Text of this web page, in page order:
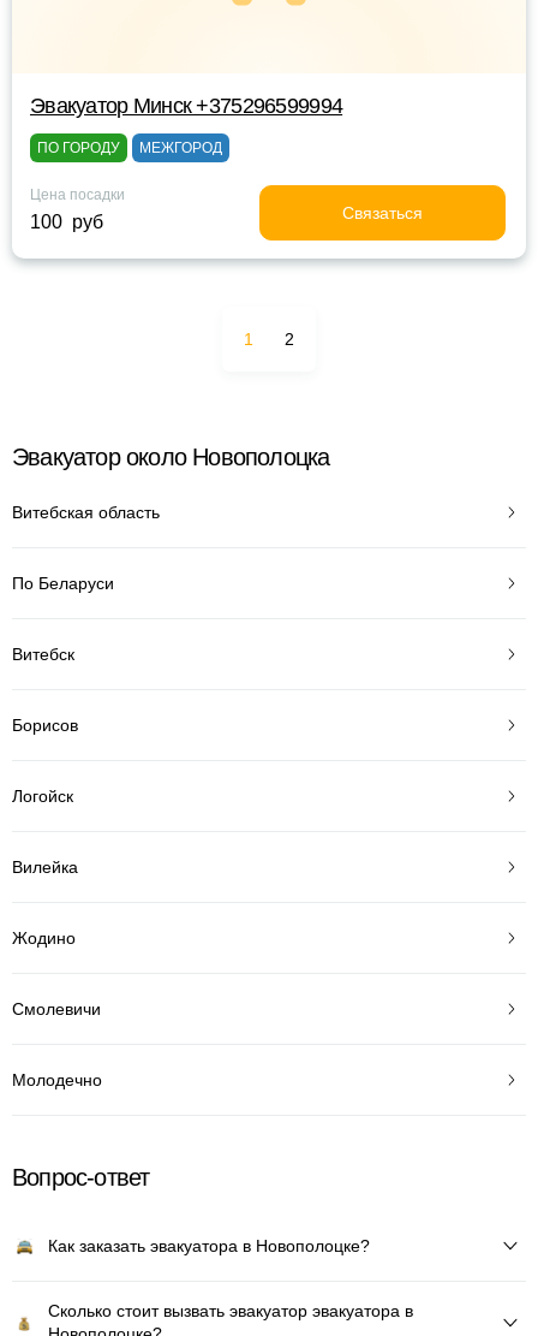
Эвакуатор Минск +375296599994
ПО ГОРОДУ МЕЖГОРОД
Цена посадки
100 руб Связаться
1 2
Эвакуатор около Новополоцка
Витебская область
По Беларуси
Витебск
Борисов
Логойск
Вилейка
Жодино
Смолевичи
Молодечно
Вопрос-ответ
Как заказать эвакуатора в Новополоцке?
Сколько стоит вызвать эвакуатор эвакуатора в